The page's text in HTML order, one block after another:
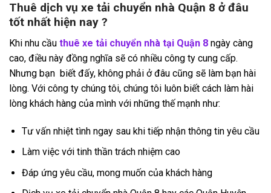
Thuê dịch vụ xe tải chuyển nhà Quận 8 ở đâu
tốt nhất hiện nay ?
Khi nhu cầu thuê xe tải chuyển nhà tại Quận 8 ngày càng
cao, điều này đồng nghĩa sẽ có nhiều công ty cung cấp.
Nhưng bạn biết đấy, không phải ở đâu cũng sẽ làm bạn hài
lòng. Với công ty chúng tôi, chúng tôi luôn biết cách làm hài
lòng khách hàng của mình với những thế mạnh như:
Tư vấn nhiệt tình ngay sau khi tiếp nhận thông tin yêu cầu
Làm việc với tinh thần trách nhiệm cao
Đáp ứng yêu cầu, mong muốn của khách hàng